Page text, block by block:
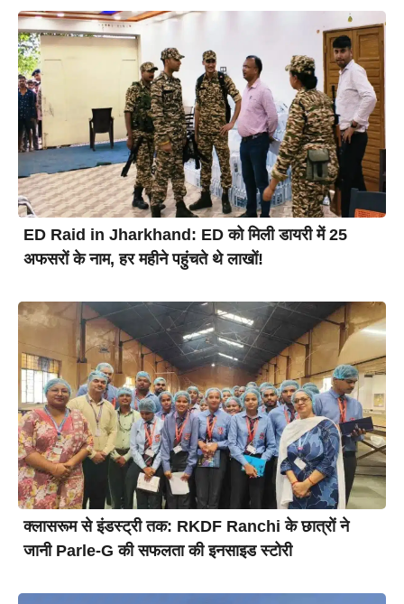
ED Raid in Jharkhand: ED को मिली डायरी में 25
अफसरों के नाम, हर महीने पहुंचते थे लाखों!
क्लासरूम से इंडस्ट्री तक: RKDF Ranchi के छात्रों ने
जानी Parle-G की सफलता की इनसाइड स्टोरी